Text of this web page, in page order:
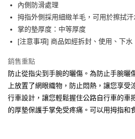
１．簡單：不需註冊會員、不需綁卡、不需儲值
２．便利：只要手機號碼，簡訊認證，即可結帳
３．安心：先確認商品／服務後，再付款。
【「AFTEE先享後付」結帳流程】
結帳頁面，進行簡訊認證並確認金額後，即可完
２．訂單成立數日內，您將收到繳費通知簡訊。
３．收到繳費通知簡訊後14天內，點擊此簡訊
ATM／網路銀行／等多元方式進行付款，方視
※ 請注意：結帳手續完成當下不需立刻繳費，
購買商品的店家。未經商家同意取消之訂單仍
後付繳納相關費用。
運送方式
全家取貨付款
每筆NT$60
每筆NT$60
7-11取貨付款
每筆NT$60
內側防滑處理
拇指外側採用細緻羊毛，可用於擦拭汗
掌的墊厚度：中等厚度
[注意事項] 商品如經拆封、使用、下水
銷售重點
防止從指尖到手腕的曬傷。為防止手腕曬
上放置了網眼織物，防止悶熱，讓您享受
行車設計，讓您輕鬆握住公路自行車的車
的厚墊保護手掌免受疼痛。可以用拇指和